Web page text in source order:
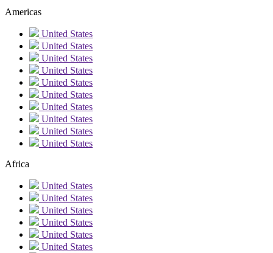
Americas
United States
United States
United States
United States
United States
United States
United States
United States
United States
United States
Africa
United States
United States
United States
United States
United States
United States